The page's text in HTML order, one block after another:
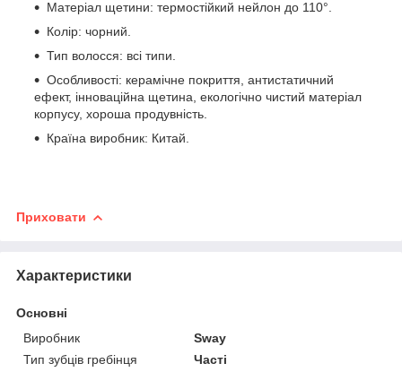
Матеріал щетини: термостійкий нейлон до 110°.
Колір: чорний.
Тип волосся: всі типи.
Особливості: керамічне покриття, антистатичний
ефект, інноваційна щетина, екологічно чистий матеріал
корпусу, хороша продувність.
Країна виробник: Китай.
Приховати
Характеристики
Основні
Виробник
Sway
Тип зубців гребінця
Часті